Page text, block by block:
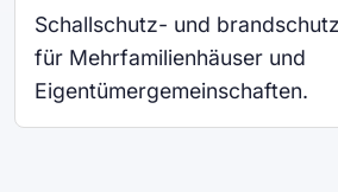
Schallschutz- und
für Mehrfamilienhäuser und
Eigentümergemeinschaften.